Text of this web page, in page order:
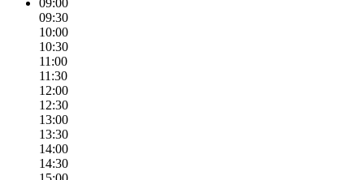
09:00
09:30
10:00
10:30
11:00
11:30
12:00
12:30
13:00
13:30
14:00
14:30